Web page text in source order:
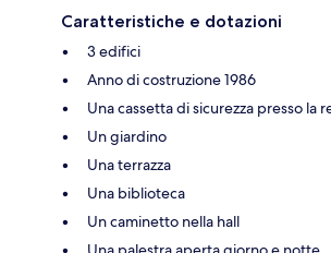
Caratteristiche e dotazioni
3 edifici
Anno di costruzione 1986
Una cassetta di sicurezza presso la
Un giardino
Una terrazza
Una biblioteca
Un caminetto nella hall